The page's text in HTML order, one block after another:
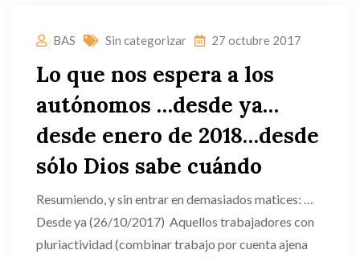
BAS Sin categorizar 27 octubre 2017
Lo que nos espera a los
autónomos …desde ya…
desde enero de 2018…desde
sólo Dios sabe cuándo
Resumiendo, y sin entrar en demasiados matices: …
Desde ya (26/10/2017) Aquellos trabajadores con
pluriactividad (combinar trabajo por cuenta ajena